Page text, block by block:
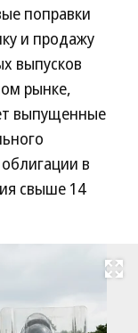
поправки
и продажу
выпусков
рынке,
выпущенные
в
свыше 14
Развернуть